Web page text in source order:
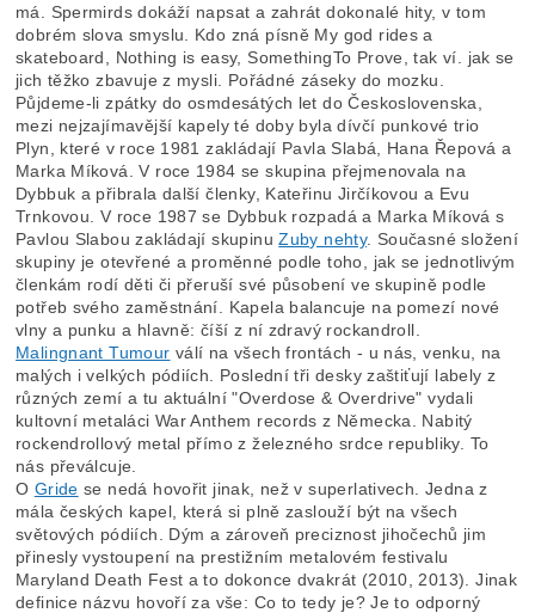
má. Spermirds dokáží napsat a zahrát dokonalé hity, v tom
dobrém slova smyslu. Kdo zná písně My god rides a
skateboard, Nothing is easy, SomethingTo Prove, tak ví. jak se
jich těžko zbavuje z mysli. Pořádné záseky do mozku.
Půjdeme-li zpátky do osmdesátých let do Československa,
mezi nejzajímavější kapely té doby byla dívčí punkové trio
Plyn, které v roce 1981 zakládají Pavla Slabá, Hana Řepová a
Marka Míková. V roce 1984 se skupina přejmenovala na
Dybbuk a přibrala další členky, Kateřinu Jirčíkovou a Evu
Trnkovou. V roce 1987 se Dybbuk rozpadá a Marka Míková s
Pavlou Slabou zakládají skupinuZuby nehty. Současné složení
skupiny je otevřené a proměnné podle toho, jak se jednotlivým
členkám rodí děti či přeruší své působení ve skupině podle
potřeb svého zaměstnání. Kapela balancuje na pomezí nové
vlny a punku a hlavně: číší z ní zdravý rockandroll.
Malingnant Tumour válí na všech frontách - u nás, venku, na
malých i velkých pódiích. Poslední tři desky zaštiťují labely z
různých zemí a tu aktuální "Overdose & Overdrive" vydali
kultovní metaláci War Anthem records z Německa. Nabitý
rockendrollový metal přímo z železného srdce republiky. To
nás převálcuje.
O Gride se nedá hovořit jinak, než v superlativech. Jedna z
mála českých kapel, která si plně zaslouží být na všech
světových pódiích. Dým a zároveň preciznost jihočechů jim
přinesly vystoupení na prestižním metalovém festivalu
Maryland Death Fest a to dokonce dvakrát (2010, 2013). Jinak
definice názvu hovoří za vše: Co to tedy je? Je to odporný